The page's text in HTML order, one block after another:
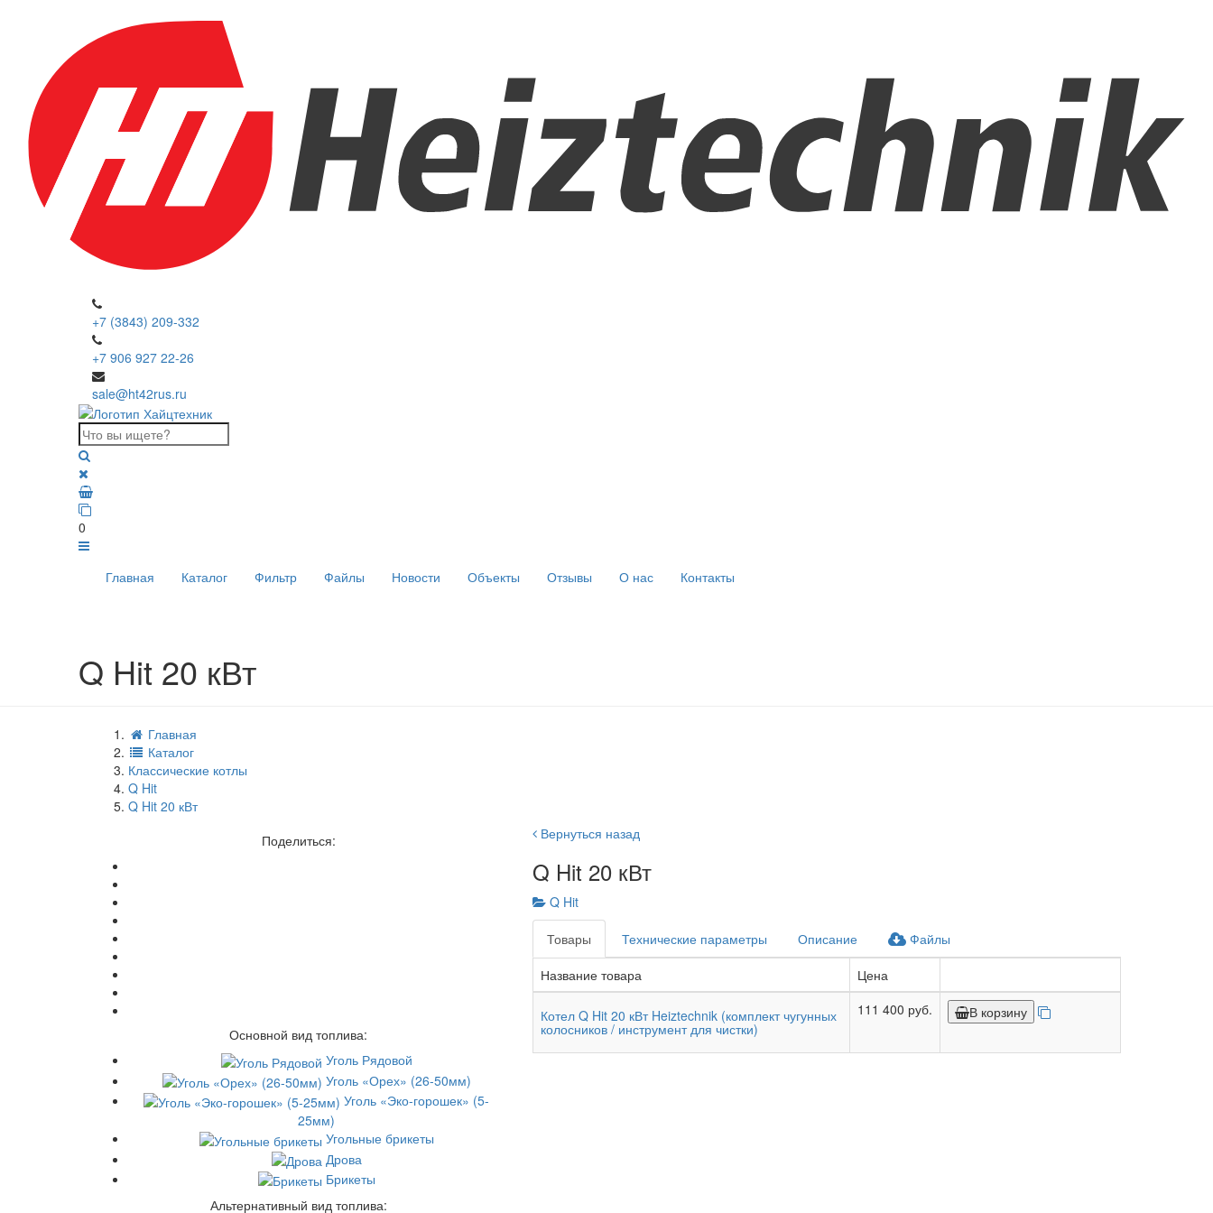
+7 (3843) 209-332
+7 906 927 22-26
sale@ht42rus.ru
0
Главная Каталог Фильтр Файлы Новости Объекты Отзывы О нас Контакты
Q Hit 20 кВт
Главная
Каталог
Классические котлы
Q Hit
Q Hit 20 кВт
Поделиться:
Основной вид топлива:
Уголь Рядовой
Уголь «Орех» (26-50мм)
Уголь «Эко-горошек» (5-
25мм)
Угольные брикеты
Дрова
Брикеты
Альтернативный вид топлива:
Вернуться назад
Q Hit 20 кВт
Q Hit
Товары Технические параметры Описание
Файлы
Название товара
Цена
Котел Q Hit 20 кВт Heiztechnik (комплект чугунных
колосников / инструмент для чистки)
111 400 руб. В корзину